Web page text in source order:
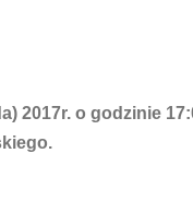
2017r. o godzinie